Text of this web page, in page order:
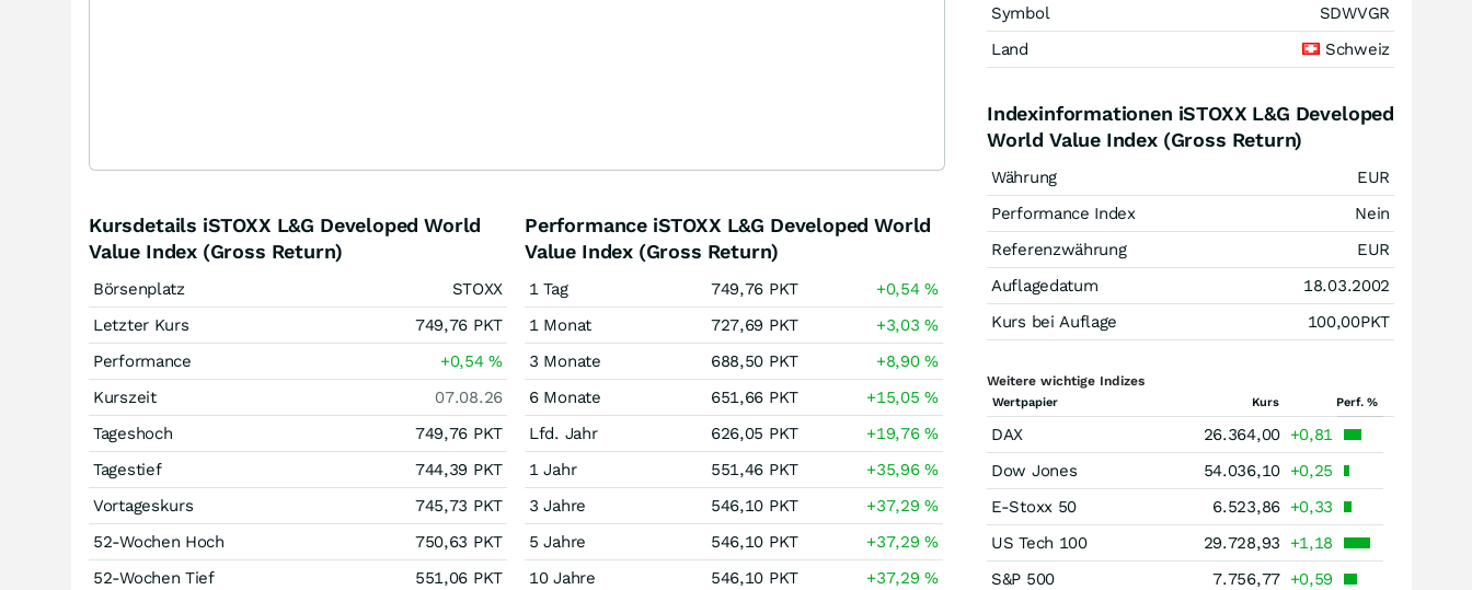
Kursdetails iSTOXX L&G Developed World
Value Index (Gross Return)
Börsenplatz
STOXX
Letzter Kurs
749,76 PKT
Performance
+0,54%
Kurszeit
07.08.26
Tageshoch
749,76 PKT
Tagestief
744,39 PKT
Vortageskurs
745,73 PKT
52-Wochen Hoch
750,63 PKT
52-Wochen Tief
551,06 PKT
Performance iSTOXX L&G Developed World
Value Index (Gross Return)
1 Tag 749,76 PKT +0,54%
1 Monat
727,69 PKT +3,03%
3 Monate
688,50 PKT +8,90%
6 Monate
651,66 PKT +15,05%
Lfd. Jahr
626,05 PKT +19,76%
1 Jahr
551,46 PKT +35,96%
3 Jahre
546,10 PKT +37,29%
5 Jahre
546,10 PKT +37,29%
10 Jahre
546,10 PKT +37,29%
Symbol
SDWVGR
Land
Schweiz
Indexinformationen iSTOXX L&G Developed
World Value Index (Gross Return)
Währung
EUR
Performance Index
Nein
Referenzwährung
EUR
Auflagedatum
18.03.2002
Kurs bei Auflage
100,00PKT
Weitere wichtige Indizes
Wertpapier Kurs Perf. %
DAX 26.364,00 +0,81
Dow Jones
54.036,10 +0,25
E-Stoxx 50
6.523,86 +0,33
US Tech 100
29.728,93
+1,18
S&P 500
7.756,77 +0,59